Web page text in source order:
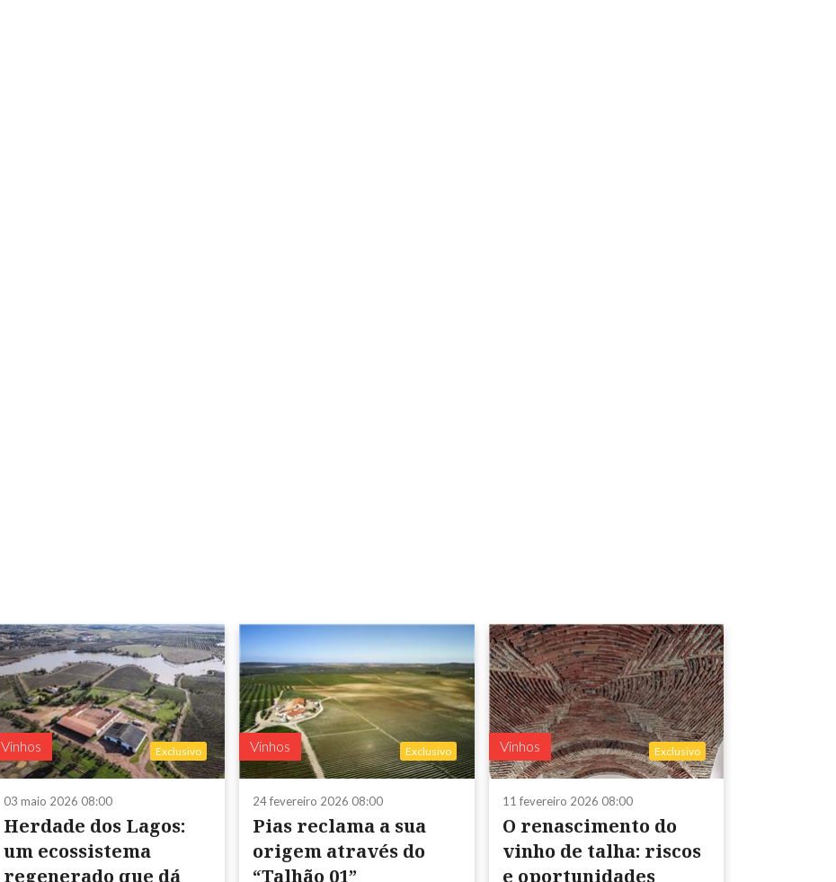
Vinhos Exclusivo
03 maio 2026 08:00
Herdade dos Lagos:
um ecossistema
regenerado que dá
Vinhos Exclusivo
24 fevereiro 2026 08:00
Pias reclama a sua
origem através do
“Talhão 01”
Vinhos Exclusivo
11 fevereiro 2026 08:00
O renascimento do
vinho de talha: riscos
e oportunidades